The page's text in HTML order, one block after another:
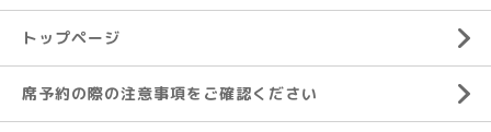
トップページ
席予約の際の注意事項をご確認ください